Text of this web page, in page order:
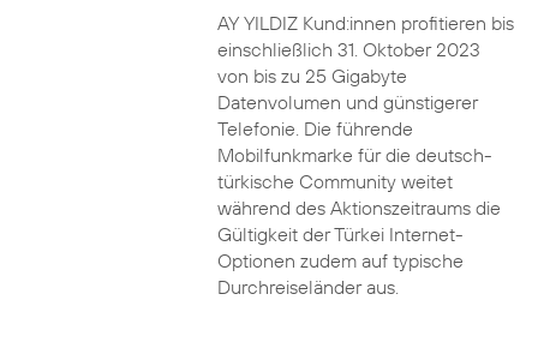
AY YILDIZ Kund:innen profitieren bis
einschließlich 31. Oktober 2023
von bis zu 25 Gigabyte
Datenvolumen und günstigerer
Telefonie. Die führende
Mobilfunkmarke für die deutsch-
türkische Community weitet
während des Aktionszeitraums die
Gültigkeit der Türkei Internet-
Optionen zudem auf typische
Durchreiseländer aus.